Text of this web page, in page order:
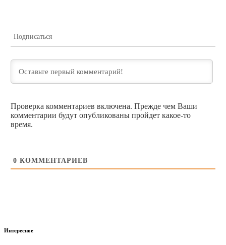
Подписаться
Проверка комментариев включена. Прежде чем Ваши
комментарии будут опубликованы пройдет какое-то
время.
0 КОММЕНТАРИЕВ
Интересное